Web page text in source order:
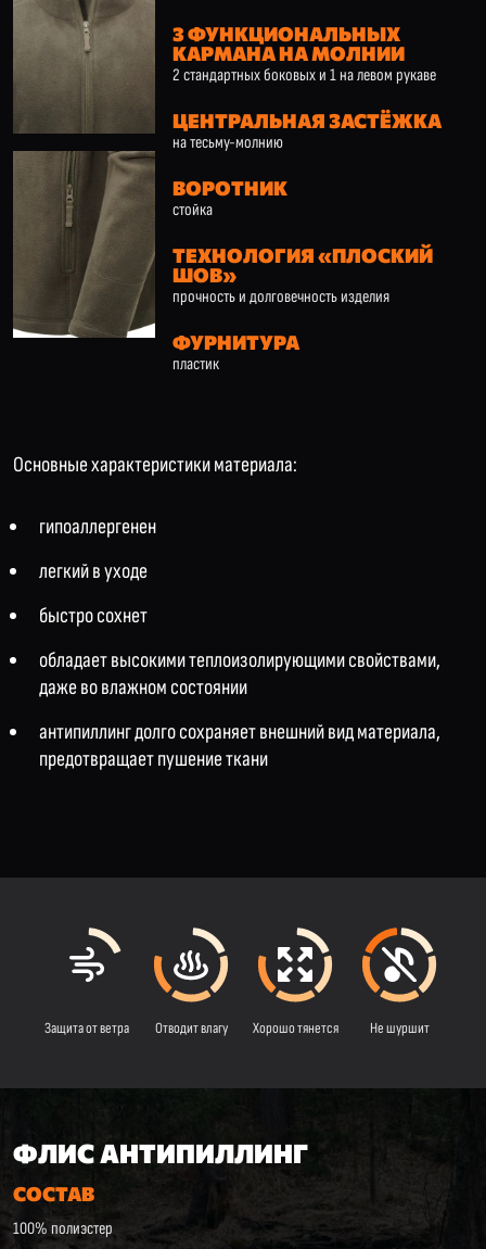
3 ФУНКЦИОНАЛЬНЫХ
КАРМАНА НА МОЛНИИ
2 стандартных боковых и 1 на левом рукаве
ЦЕНТРАЛЬНАЯ ЗАСТЁЖКА
на тесьму-молнию
ВОРОТНИК
стойка
ТЕХНОЛОГИЯ «ПЛОСКИЙ
ШОВ»
прочность и долговечность изделия
ФУРНИТУРА
пластик
Основные характеристики материала:
гипоаллергенен
легкий в уходе
быстро сохнет
обладает высокими теплоизолирующими свойствами,
даже во влажном состоянии
антипиллинг долго сохраняет внешний вид материала,
предотвращает пушение ткани
Защита от ветра Отводит влагу Хорошо тянется Не шуршит
ФЛИС АНТИПИЛЛИНГ
СОСТАВ
100% полиэстер